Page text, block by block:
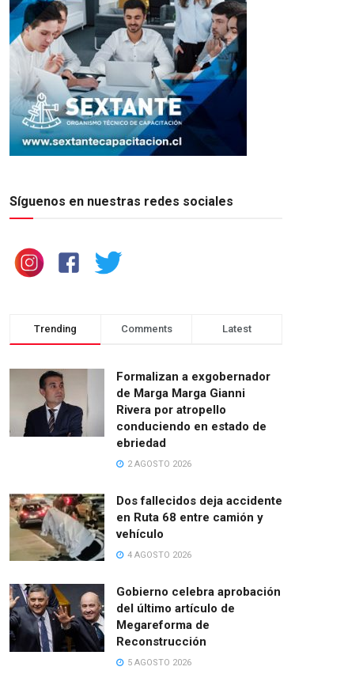
Síguenos en nuestras redes sociales
Trending Comments Latest
Formalizan a exgobernador
de Marga Marga Gianni
Rivera por atropello
conduciendo en estado de
ebriedad
2 AGOSTO 2026
Dos fallecidos deja accidente
en Ruta 68 entre camión y
vehículo
4 AGOSTO 2026
Gobierno celebra aprobación
del último artículo de
Megareforma de
Reconstrucción
5 AGOSTO 2026